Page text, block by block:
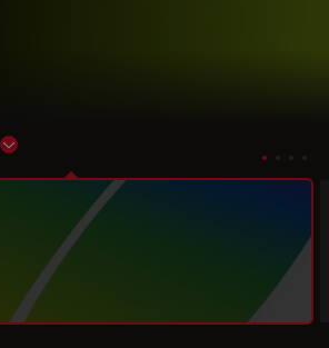
Show subnavigation